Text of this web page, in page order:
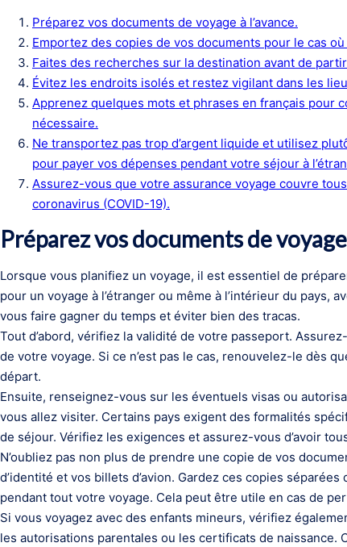
Préparez vos documents de voyage à l’avance.
Emportez des copies de vos documents pour le cas
Faites des recherches sur la destination avant de
Évitez les endroits isolés et restez vigilant dans les
Apprenez quelques mots et phrases en français pour
nécessaire.
Ne transportez pas trop d’argent liquide et utilisez
pour payer vos dépenses pendant votre séjour à
Assurez-vous que votre assurance voyage couvre
coronavirus (COVID-19).
Préparez vos documents de voyage
Lorsque vous planifiez un voyage, il est essentiel de
pour un voyage à l’étranger ou même à l’intérieur du pays,
vous faire gagner du temps et éviter bien des tracas.
Tout d’abord, vérifiez la validité de votre passeport.
de votre voyage. Si ce n’est pas le cas, renouvelez-le dès
départ.
Ensuite, renseignez-vous sur les éventuels visas ou
vous allez visiter. Certains pays exigent des formalités
de séjour. Vérifiez les exigences et assurez-vous d’avoir
N’oubliez pas non plus de prendre une copie de vos
d’identité et vos billets d’avion. Gardez ces copies
pendant tout votre voyage. Cela peut être utile en cas de
Si vous voyagez avec des enfants mineurs, vérifiez
les autorisations parentales ou les certificats de naissance.